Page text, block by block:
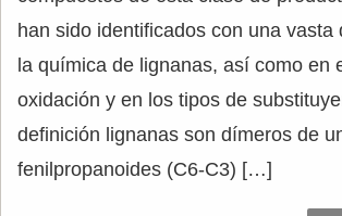
han sido identificados con una vasta
la química de lignanas, así como en
oxidación y en los tipos de
definición lignanas son dímeros de
fenilpropanoides (C6-C3) […]